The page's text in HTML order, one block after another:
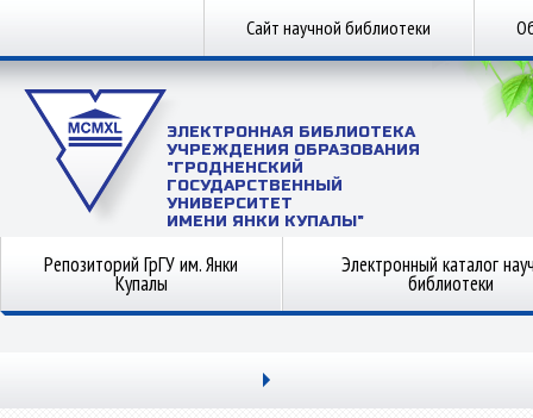
Сайт научной библиотеки
ЭЛЕКТРОННАЯ БИБЛИОТЕКА
УЧРЕЖДЕНИЯ ОБРАЗОВАНИЯ
"ГРОДНЕНСКИЙ
ГОСУДАРСТВЕННЫЙ
УНИВЕРСИТЕТ
ИМЕНИ ЯНКИ КУПАЛЫ"
Репозиторий ГрГУ им. Янки
Купалы
Электронный каталог
библиотеки